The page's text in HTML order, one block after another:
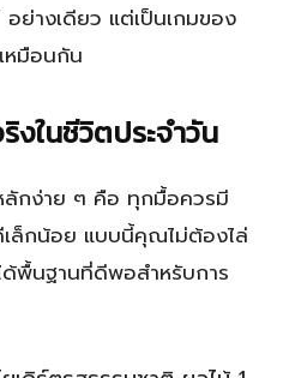
อย่างเดียว แต่เป็นเกมของ
หมือนกัน
งในชีวิตประจำวัน
ลักง่าย ๆ คือ ทุกมื้อควรมี
เล็กน้อย แบบนี้คุณไม่ต้องไล่
พื้นฐานที่ดีพอสำหรับการ